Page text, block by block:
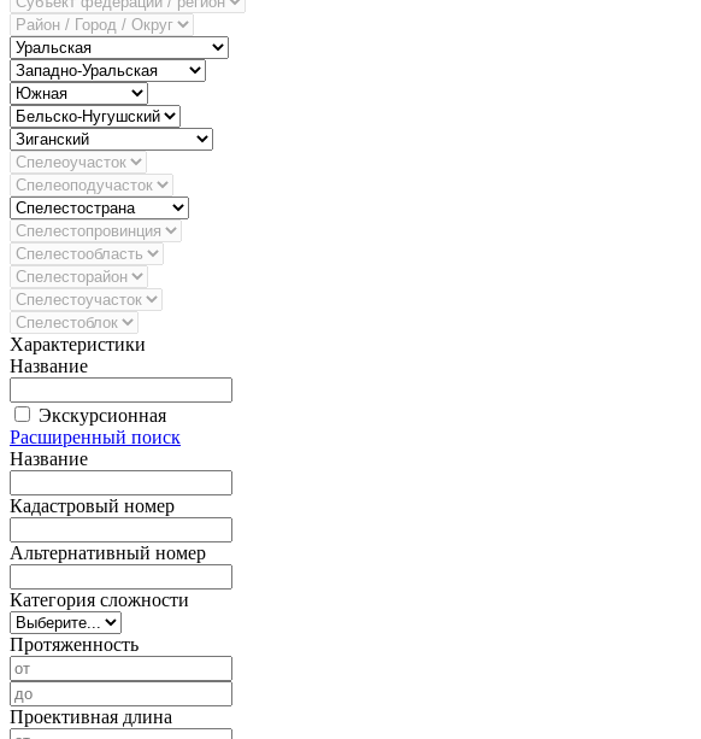
Характеристики
Название
Экскурсионная
Расширенный поиск
Название
Кадастровый номер
Альтернативный номер
Категория сложности
Протяженность
Проективная длина